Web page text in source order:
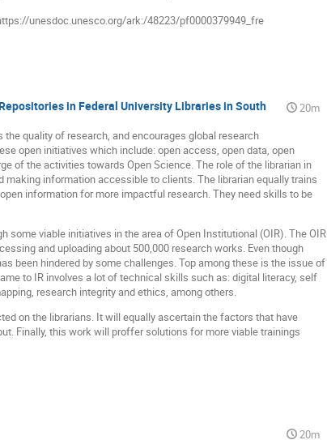
unesdoc.unesco.org/ark:/48223/pf0000379949_fre
in Federal University Libraries in South
20m
quality of research, and encourages global research
open initiatives which include: open access, open data, open
of the activities towards Open Science. The role of the librarian in
information accessible to clients. The librarian equally trains
information for more impactful research. They need skills to be
viable initiatives in the area of Open Institutional (OIR). The OIR
and uploading about 500,000 research works. Even though
been hindered by some challenges. Top among these is the issue of
to IR involves a lot of technical skills such as: digital literacy, self
research integrity and ethics, among others.
on the librarians. It will equally ascertain the factors that have
Finally, this work will proffer solutions for more viable trainings
20m